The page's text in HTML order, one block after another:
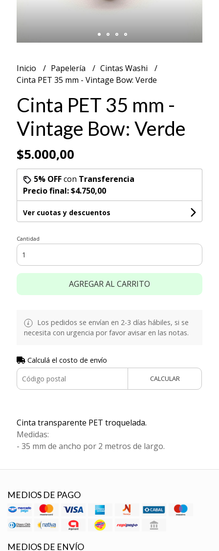
Inicio Papelería
Cintas Washi
Cinta PET 35 mm - Vintage Bow: Verde
Cinta PET 35 mm -
Vintage Bow: Verde
$5.000,00
5% OFFcon Transferencia
Precio final:$4.750,00
Ver cuotas y descuentos
Cantidad
AGREGAR AL CARRITO
Los pedidos se envían en 2-3 días hábiles, si se
necesita con urgencia por favor avisar en las notas.
Calculá el costo de envío
CALCULAR
Cinta transparente PET troquelada.
Medidas:
- 35 mm de ancho por 2 metros de largo.
MEDIOS DE PAGO
MEDIOS DE ENVÍO